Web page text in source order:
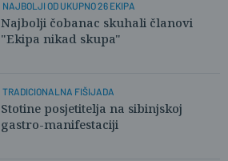
NAJBOLJI OD UKUPNO 26 EKIPA
Najbolji čobanac skuhali članovi
"Ekipa nikad skupa"
TRADICIONALNA FIŠIJADA
Stotine posjetitelja na sibinjskoj
gastro-manifestaciji